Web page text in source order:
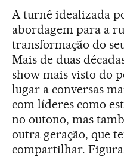
A turnê idealizada
abordagem para a
transformação do
Mais de duas
show mais visto do
lugar a conversas
com líderes como
no outono, mas
outra geração, que
compartilhar.